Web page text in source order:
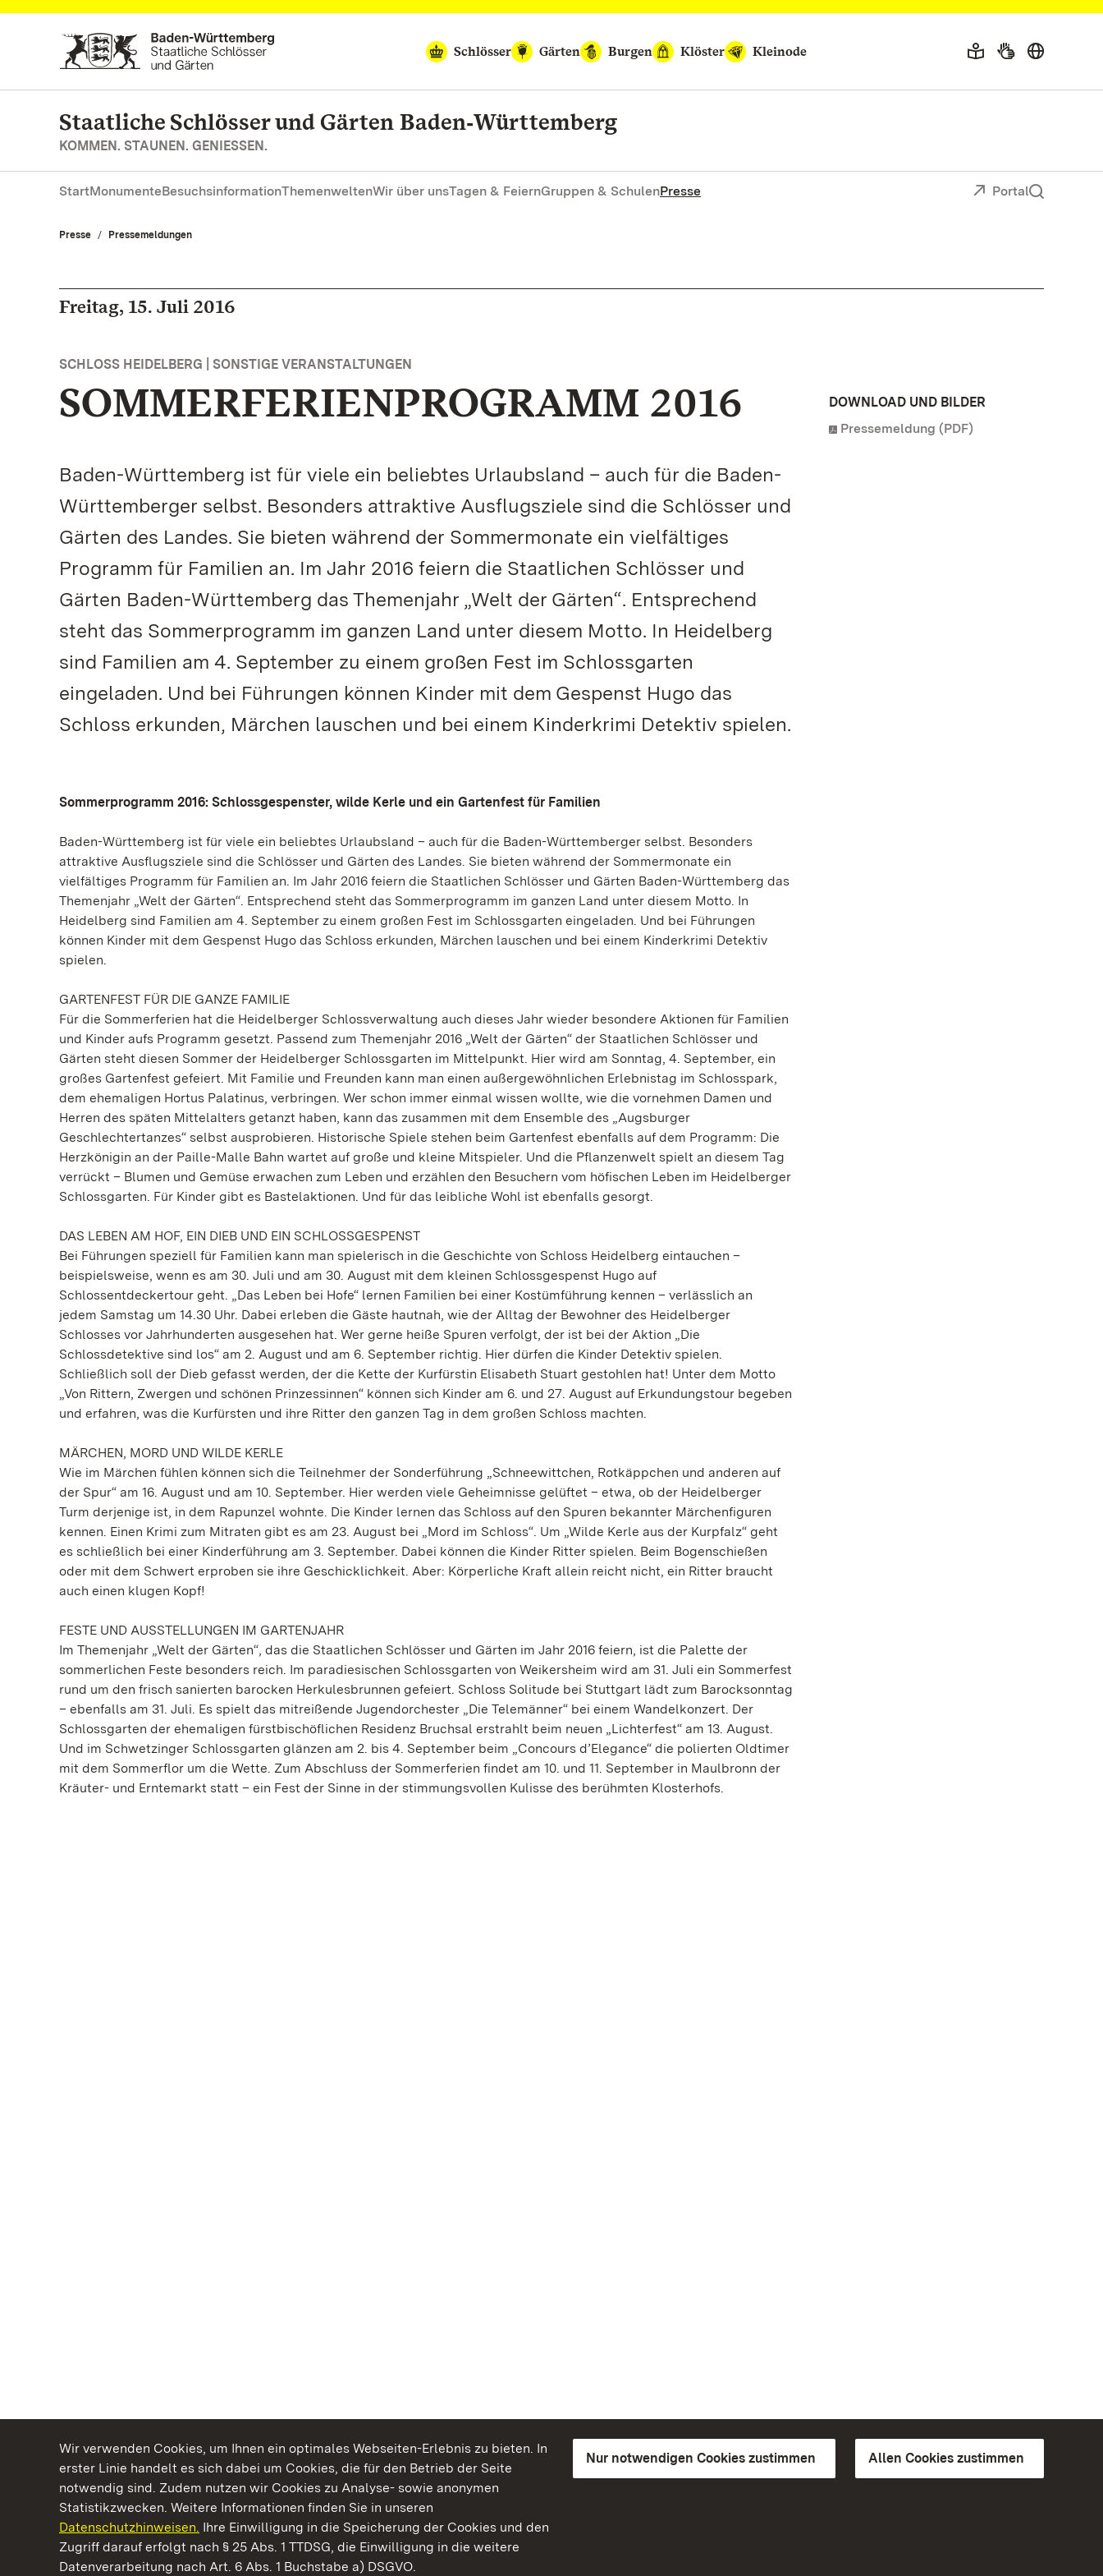
Wir verwenden Cookies, um Ihnen ein optimales Webseiten-Erlebnis zu bieten. In
erster Linie handelt es sich dabei um Cookies, die für den Betrieb der Seite
notwendig sind. Zudem nutzen wir Cookies zu Analyse- sowie anonymen
Statistikzwecken. Weitere Informationen finden Sie in unseren
Datenschutzhinweisen. Ihre Einwilligung in die Speicherung der Cookies und den
Zugriff darauf erfolgt nach § 25 Abs. 1 TTDSG, die Einwilligung in die weitere
Datenverarbeitung nach Art. 6 Abs. 1 Buchstabe a) DSGVO.
Nur notwendigen Cookies zustimmen Allen Cookies zustimmen
Zum Hauptinhalt springen
Schlösser
Gärten Burgen Klöster Kleinode
Staatliche Schlösser und Gärten Baden‑Württemberg
KOMMEN. STAUNEN. GENIESSEN.
StartMonumenteBesuchsinformationThemenweltenWir über unsTagen & FeiernGruppen & SchulenPresse Portal
Presse Pressemeldungen
Freitag, 15. Juli 2016
SCHLOSS HEIDELBERG | SONSTIGE VERANSTALTUNGEN
SOMMERFERIENPROGRAMM 2016
Baden-Württemberg ist für viele ein beliebtes Urlaubsland – auch für die Baden-
Württemberger selbst. Besonders attraktive Ausflugsziele sind die Schlösser und
Gärten des Landes. Sie bieten während der Sommermonate ein vielfältiges
Programm für Familien an. Im Jahr 2016 feiern die Staatlichen Schlösser und
Gärten Baden-Württemberg das Themenjahr „Welt der Gärten“. Entsprechend
steht das Sommerprogramm im ganzen Land unter diesem Motto. In Heidelberg
sind Familien am 4. September zu einem großen Fest im Schlossgarten
eingeladen. Und bei Führungen können Kinder mit dem Gespenst Hugo das
Schloss erkunden, Märchen lauschen und bei einem Kinderkrimi Detektiv spielen.
Sommerprogramm 2016: Schlossgespenster, wilde Kerle und ein Gartenfest für Familien
Baden-Württemberg ist für viele ein beliebtes Urlaubsland – auch für die Baden-Württemberger selbst. Besonders
attraktive Ausflugsziele sind die Schlösser und Gärten des Landes. Sie bieten während der Sommermonate ein
vielfältiges Programm für Familien an. Im Jahr 2016 feiern die Staatlichen Schlösser und Gärten Baden-Württemberg das
Themenjahr „Welt der Gärten“. Entsprechend steht das Sommerprogramm im ganzen Land unter diesem Motto. In
Heidelberg sind Familien am 4. September zu einem großen Fest im Schlossgarten eingeladen. Und bei Führungen
können Kinder mit dem Gespenst Hugo das Schloss erkunden, Märchen lauschen und bei einem Kinderkrimi Detektiv
spielen.
GARTENFEST FÜR DIE GANZE FAMILIE
Für die Sommerferien hat die Heidelberger Schlossverwaltung auch dieses Jahr wieder besondere Aktionen für Familien
und Kinder aufs Programm gesetzt. Passend zum Themenjahr 2016 „Welt der Gärten“ der Staatlichen Schlösser und
Gärten steht diesen Sommer der Heidelberger Schlossgarten im Mittelpunkt. Hier wird am Sonntag, 4. September, ein
großes Gartenfest gefeiert. Mit Familie und Freunden kann man einen außergewöhnlichen Erlebnistag im Schlosspark,
dem ehemaligen Hortus Palatinus, verbringen. Wer schon immer einmal wissen wollte, wie die vornehmen Damen und
Herren des späten Mittelalters getanzt haben, kann das zusammen mit dem Ensemble des „Augsburger
Geschlechtertanzes“ selbst ausprobieren. Historische Spiele stehen beim Gartenfest ebenfalls auf dem Programm: Die
Herzkönigin an der Paille-Malle Bahn wartet auf große und kleine Mitspieler. Und die Pflanzenwelt spielt an diesem Tag
verrückt – Blumen und Gemüse erwachen zum Leben und erzählen den Besuchern vom höfischen Leben im Heidelberger
Schlossgarten. Für Kinder gibt es Bastelaktionen. Und für das leibliche Wohl ist ebenfalls gesorgt.
DAS LEBEN AM HOF, EIN DIEB UND EIN SCHLOSSGESPENST
Bei Führungen speziell für Familien kann man spielerisch in die Geschichte von Schloss Heidelberg eintauchen –
beispielsweise, wenn es am 30. Juli und am 30. August mit dem kleinen Schlossgespenst Hugo auf
Schlossentdeckertour geht. „Das Leben bei Hofe“ lernen Familien bei einer Kostümführung kennen – verlässlich an
jedem Samstag um 14.30 Uhr. Dabei erleben die Gäste hautnah, wie der Alltag der Bewohner des Heidelberger
Schlosses vor Jahrhunderten ausgesehen hat. Wer gerne heiße Spuren verfolgt, der ist bei der Aktion „Die
Schlossdetektive sind los“ am 2. August und am 6. September richtig. Hier dürfen die Kinder Detektiv spielen.
Schließlich soll der Dieb gefasst werden, der die Kette der Kurfürstin Elisabeth Stuart gestohlen hat! Unter dem Motto
„Von Rittern, Zwergen und schönen Prinzessinnen“ können sich Kinder am 6. und 27. August auf Erkundungstour begeben
und erfahren, was die Kurfürsten und ihre Ritter den ganzen Tag in dem großen Schloss machten.
MÄRCHEN, MORD UND WILDE KERLE
Wie im Märchen fühlen können sich die Teilnehmer der Sonderführung „Schneewittchen, Rotkäppchen und anderen auf
der Spur“ am 16. August und am 10. September. Hier werden viele Geheimnisse gelüftet – etwa, ob der Heidelberger
Turm derjenige ist, in dem Rapunzel wohnte. Die Kinder lernen das Schloss auf den Spuren bekannter Märchenfiguren
kennen. Einen Krimi zum Mitraten gibt es am 23. August bei „Mord im Schloss“. Um „Wilde Kerle aus der Kurpfalz“ geht
es schließlich bei einer Kinderführung am 3. September. Dabei können die Kinder Ritter spielen. Beim Bogenschießen
oder mit dem Schwert erproben sie ihre Geschicklichkeit. Aber: Körperliche Kraft allein reicht nicht, ein Ritter braucht
auch einen klugen Kopf!
FESTE UND AUSSTELLUNGEN IM GARTENJAHR
Im Themenjahr „Welt der Gärten“, das die Staatlichen Schlösser und Gärten im Jahr 2016 feiern, ist die Palette der
sommerlichen Feste besonders reich. Im paradiesischen Schlossgarten von Weikersheim wird am 31. Juli ein Sommerfest
rund um den frisch sanierten barocken Herkulesbrunnen gefeiert. Schloss Solitude bei Stuttgart lädt zum Barocksonntag
– ebenfalls am 31. Juli. Es spielt das mitreißende Jugendorchester „Die Telemänner“ bei einem Wandelkonzert. Der
Schlossgarten der ehemaligen fürstbischöflichen Residenz Bruchsal erstrahlt beim neuen „Lichterfest“ am 13. August.
Und im Schwetzinger Schlossgarten glänzen am 2. bis 4. September beim „Concours d’Elegance“ die polierten Oldtimer
mit dem Sommerflor um die Wette. Zum Abschluss der Sommerferien findet am 10. und 11. September in Maulbronn der
Kräuter- und Erntemarkt statt – ein Fest der Sinne in der stimmungsvollen Kulisse des berühmten Klosterhofs.
DOWNLOAD UND BILDER
Pressemeldung (PDF)
Kommen. Staunen. Genießen.